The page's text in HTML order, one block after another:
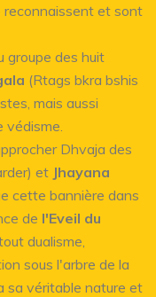
reconnaissent et sont
groupe des huit
(Rtags bkra bshis
mais aussi
Dhvaja des
et Jhayana
cette bannière dans
de l'Eveil du
dualisme,
sous l'arbre de la
sa véritable nature et